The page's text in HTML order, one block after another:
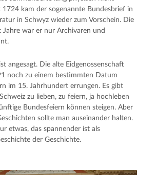
1724 kam der sogenannte Bundesbrief in
in Schwyz wieder zum Vorschein. Die
Jahre war er nur Archivaren und
angesagt. Die alte Eidgenossenschaft
noch zu einem bestimmten Datum
im 15. Jahrhundert errungen. Es gibt
zu lieben, zu feiern, ja hochleben
Bundesfeiern können steigen. Aber
sollte man auseinander halten.
etwas, das spannender ist als
der Geschichte.